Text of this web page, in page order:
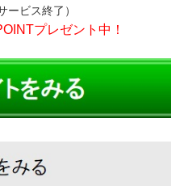
ビス終了）
プレゼント中！